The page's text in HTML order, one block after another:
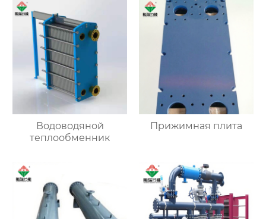
Водоводяной
теплообменник
Прижимная плита